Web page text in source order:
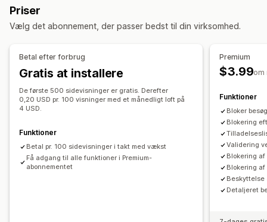
Annuller automatisk
Geolokationsomdirigering
Indholdsbeskyttelse
Underretninger og analyse
Mistænkelig aktivitet Svindelnotifikationer
Analyse af besøgende Risikounderretninger
Mailnotifikationer
Hvidliste
Indstillinger for tilpasning til lokale forhold
Landevælger
Priser
Vælg det abonnement, der passer bedst til din virksomhed.
Betal efter forbrug
Gratis at installere
De første 500 sidevisninger er gratis. Derefter
0,20 USD pr. 100 visninger med et månedligt loft på
4 USD.
Funktioner
Betal pr. 100 sidevisninger i takt med vækst
Få adgang til alle funktioner i Premium-
abonnementet
Premium
$3.99om
Funktioner
Bloker
Blokering
Validering
Blokering af
Blokering
Beskyttelse
Detaljeret